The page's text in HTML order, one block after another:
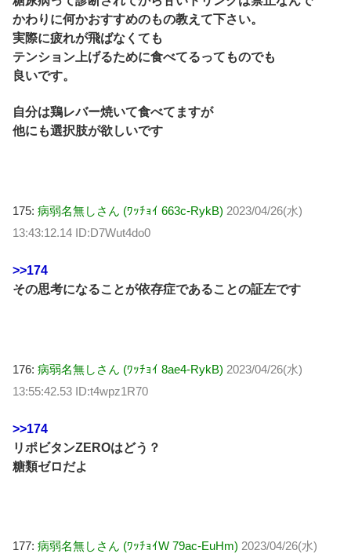
かわりに何かおすすめのもの教えて下さい。
実際に疲れが飛ばなくても
テンション上げるために食べてるってものでも
良いです。
自分は鶏レバー焼いて食べてますが
他にも選択肢が欲しいです
175: 病弱名無しさん (ﾜｯﾁｮｲ 663c-RykB) 2023/04/26(水)
13:43:12.14 ID:D7Wut4do0
>>174
その思考になることが依存症であることの証左です
176: 病弱名無しさん (ﾜｯﾁｮｲ 8ae4-RykB) 2023/04/26(水)
13:55:42.53 ID:t4wpz1R70
>>174
リポビタンZEROはどう？
糖類ゼロだよ
177: 病弱名無しさん (ﾜｯﾁｮｲW 79ac-EuHm) 2023/04/26(水)